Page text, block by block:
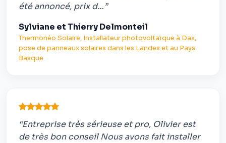
été annoncé, prix d…”
Sylviane et Thierry Delmonteil
Thermonéo Solaire, Installateur photovoltaïque à Dax,
pose de panneaux solaires dans les Landes et au Pays
Basque
“Entreprise très sérieuse et pro, Olivier est
de très bon conseil Nous avons fait installer